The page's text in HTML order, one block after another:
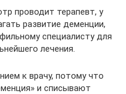
проводит терапевт, у
развитие деменции,
специалисту для
лечения.
к врачу, потому что
и списывают